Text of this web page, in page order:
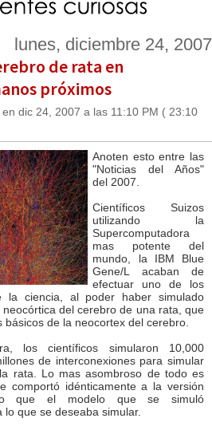
lunes, diciembre 24, 2007
de rata en
próximos
en dic 24, 2007 a las 11:10 PM ( 23:10
Anoten esto entre las
"Noticias del Años"
del 2007.
Científicos Suizos
utilizando la
Supercomputadora
mas potente del
mundo, la IBM Blue
Gene/L acaban de
efectuar uno de los
la ciencia, al poder haber simulado
del cerebro de una rata, que
de la neocortex del cerebro.
los científicos simularon 10,000
de interconexiones para simular
rata. Lo mas asombroso de todo es
comportó idénticamente a la versión
que el modelo que se simuló
que se deseaba simular.